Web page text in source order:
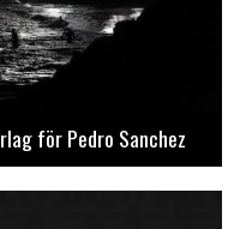
för Pedro Sanchez